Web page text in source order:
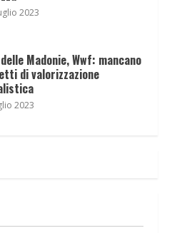
2023
Madonie, Wwf: mancano
di valorizzazione
2023